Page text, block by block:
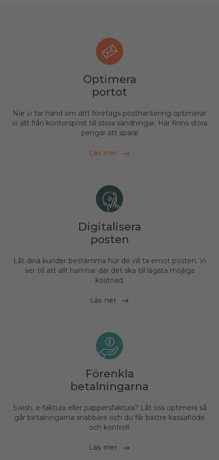
Optimera
portot
När vi tar hand om ditt företags posthantering optimerar
vi allt från kontorspost till stora sändningar. Här finns stora
pengar att spara!
Läs mer
Digitalisera
posten
Låt dina kunder bestämma hur de vill ta emot posten. Vi
ser till att allt hamnar där det ska till lägsta möjliga
kostnad.
Läs ner
Förenkla
betalningarna
Swish, e-faktura eller pappersfaktura? Låt oss optimera så
går betalningarna snabbare och du får bättre kassaflöde
och kontroll.
Läs mer